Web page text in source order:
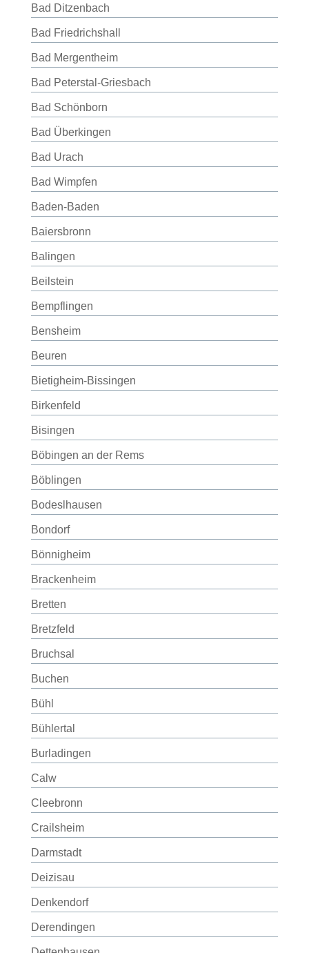
Bad Ditzenbach
Bad Friedrichshall
Bad Mergentheim
Bad Peterstal-Griesbach
Bad Schönborn
Bad Überkingen
Bad Urach
Bad Wimpfen
Baden-Baden
Baiersbronn
Balingen
Beilstein
Bempflingen
Bensheim
Beuren
Bietigheim-Bissingen
Birkenfeld
Bisingen
Böbingen an der Rems
Böblingen
Bodeslhausen
Bondorf
Bönnigheim
Brackenheim
Bretten
Bretzfeld
Bruchsal
Buchen
Bühl
Bühlertal
Burladingen
Calw
Cleebronn
Crailsheim
Darmstadt
Deizisau
Denkendorf
Derendingen